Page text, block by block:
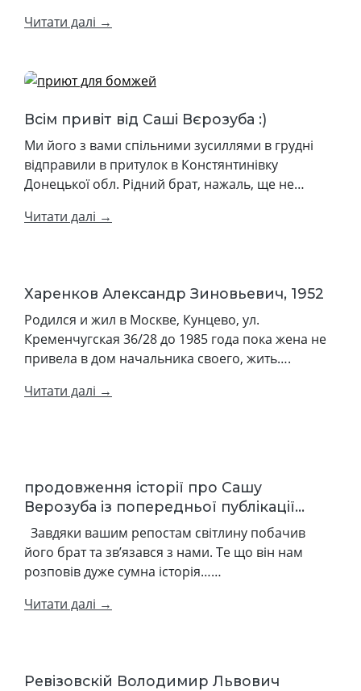
Читати далі →
Всім привіт від Саші Вєрозуба :)
Ми його з вами спільними зусиллями в грудні
відправили в притулок в Констянтинівку
Донецької обл. Рідний брат, нажаль, ще не…
Читати далі →
Харенков Александр Зиновьевич, 1952
Родился и жил в Москве, Кунцево, ул.
Кременчугская 36/28 до 1985 года пока жена не
привела в дом начальника своего, жить….
Читати далі →
продовження історії про Сашу
Верозуба із попередньої публікації...
Завдяки вашим репостам світлину побачив
його брат та зв’язався з нами. Те що він нам
розповів дуже сумна історія……
Читати далі →
Ревізовскій Володимир Львович